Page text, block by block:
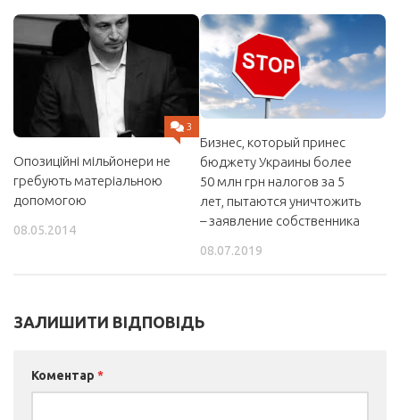
3
Опозиційні мільйонери не
гребують матеріальною
допомогою
08.05.2014
Бизнес, который принес
бюджету Украины более
50 млн грн налогов за 5
лет, пытаются уничтожить
– заявление собственника
08.07.2019
ЗАЛИШИТИ ВІДПОВІДЬ
Коментар *